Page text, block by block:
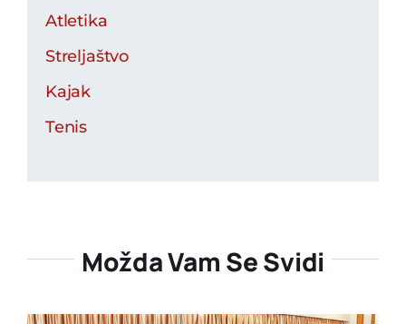
Atletika
Streljaštvo
Kajak
Tenis
Možda Vam Se Svidi